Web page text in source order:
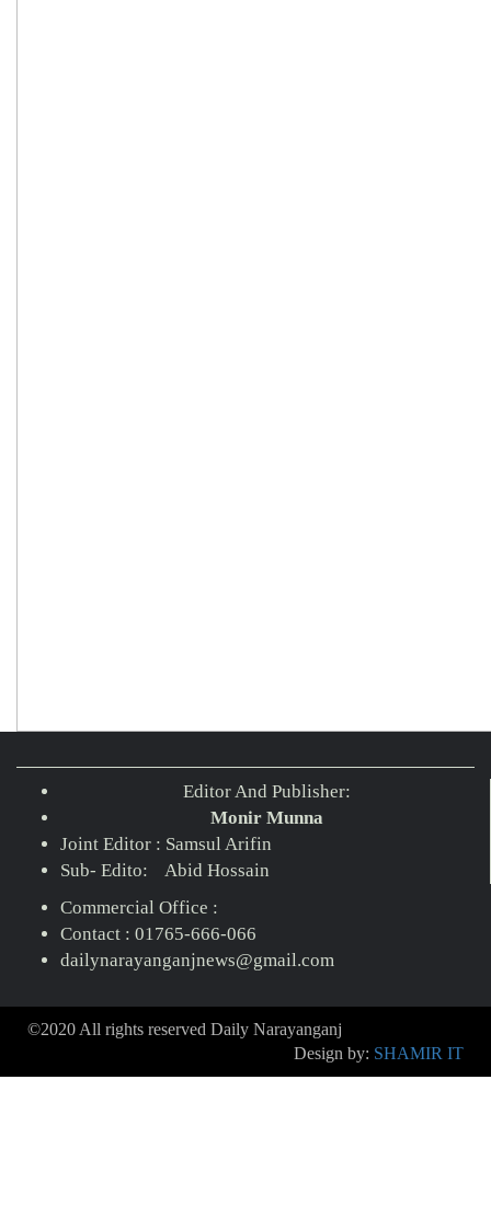
Editor And Publisher:
Monir Munna
Joint Editor : Samsul Arifin
Sub- Edito: Abid Hossain
Commercial Office :
Contact : 01765-666-066
dailynarayanganjnews@gmail.com
©2020 All rights reserved Daily Narayanganj
Design by: SHAMIR IT